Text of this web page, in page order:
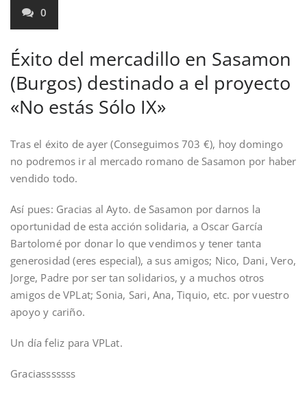
0
Éxito del mercadillo en Sasamon
(Burgos) destinado a el proyecto
«No estás Sólo IX»
Tras el éxito de ayer (Conseguimos 703 €), hoy domingo
no podremos ir al mercado romano de Sasamon por haber
vendido todo.
Así pues: Gracias al Ayto. de Sasamon por darnos la
oportunidad de esta acción solidaria, a Oscar García
Bartolomé por donar lo que vendimos y tener tanta
generosidad (eres especial), a sus amigos; Nico, Dani, Vero,
Jorge, Padre por ser tan solidarios, y a muchos otros
amigos de VPLat; Sonia, Sari, Ana, Tiquio, etc. por vuestro
apoyo y cariño.
Un día feliz para VPLat.
Graciasssssss